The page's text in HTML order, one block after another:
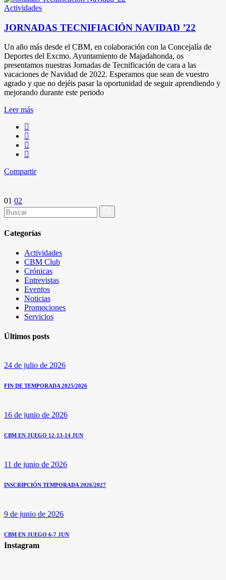
Actividades
JORNADAS TECNIFIACIÓN NAVIDAD ’22
Un año más desde el CBM, en colaboración con la Concejalía de
Deportes del Excmo. Ayuntamiento de Majadahonda, os
presentamos nuestras Jornadas de Tecnificación de cara a las
vacaciones de Navidad de 2022. Esperamos que sean de vuestro
agrado y que no dejéis pasar la oportunidad de seguir aprendiendo y
mejorando durante este periodo
Leer más
Compartir
Paginación
de
entradas
01 02
Buscar
por:
Categorías
Actividades
CBM Club
Crónicas
Entrevistas
Eventos
Noticias
Promociones
Servicios
Últimos posts
24 de julio de 2026
FIN DE TEMPORADA 2025/2026
16 de junio de 2026
CBM EN JUEGO 12-13-14 JUN
11 de junio de 2026
INSCRIPCIÓN TEMPORADA 2026/2027
9 de junio de 2026
CBM EN JUEGO 6-7 JUN
Instagram